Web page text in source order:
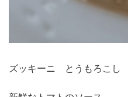
ズッキーニ とうもろこし